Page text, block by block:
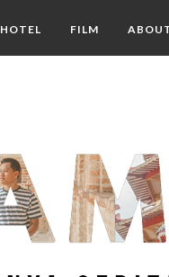
HOTEL FILM